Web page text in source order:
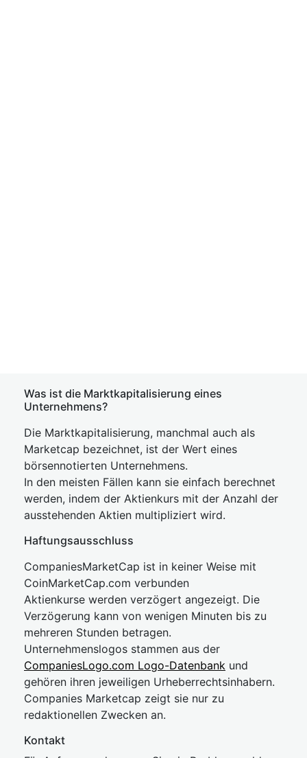
Was ist die Marktkapitalisierung eines
Unternehmens?
Die Marktkapitalisierung, manchmal auch als
Marketcap bezeichnet, ist der Wert eines
börsennotierten Unternehmens.
In den meisten Fällen kann sie einfach berechnet
werden, indem der Aktienkurs mit der Anzahl der
ausstehenden Aktien multipliziert wird.
Haftungsausschluss
CompaniesMarketCap ist in keiner Weise mit
CoinMarketCap.com verbunden
Aktienkurse werden verzögert angezeigt. Die
Verzögerung kann von wenigen Minuten bis zu
mehreren Stunden betragen.
Unternehmenslogos stammen aus der
CompaniesLogo.com Logo-Datenbank und
gehören ihren jeweiligen Urheberrechtsinhabern.
Companies Marketcap zeigt sie nur zu
redaktionellen Zwecken an.
Kontakt